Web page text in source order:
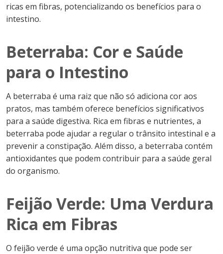
ricas em fibras, potencializando os benefícios para o
intestino.
Beterraba: Cor e Saúde
para o Intestino
A beterraba é uma raiz que não só adiciona cor aos
pratos, mas também oferece benefícios significativos
para a saúde digestiva. Rica em fibras e nutrientes, a
beterraba pode ajudar a regular o trânsito intestinal e a
prevenir a constipação. Além disso, a beterraba contém
antioxidantes que podem contribuir para a saúde geral
do organismo.
Feijão Verde: Uma Verdura
Rica em Fibras
O feijão verde é uma opção nutritiva que pode ser